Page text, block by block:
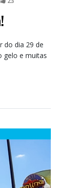
do dia 29 de
gelo e muitas